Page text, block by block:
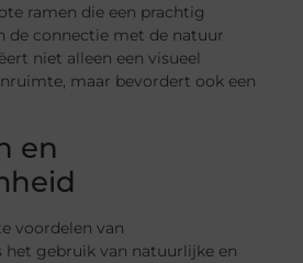
ramen die een prachtig
de connectie met de natuur
niet alleen een visueel
maar bevordert ook een
en
voordelen van
het gebruik van natuurlijke en